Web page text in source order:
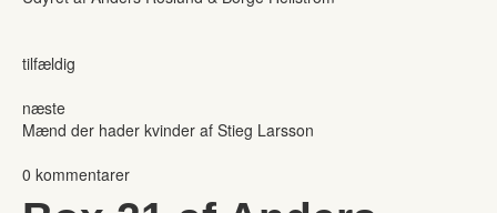
tilfældig
næste
Mænd der hader kvinder af Stieg Larsson
0 kommentarer